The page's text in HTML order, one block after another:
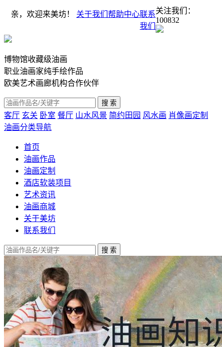
亲，欢迎来美坊！ 关于我们 帮助中心联系
我们
关注我们：
100832
博物馆收藏级油画
职业油画家纯手绘作品
欧美艺术画廊机构合作伙伴
客厅 玄关 卧室 餐厅 山水风景 简约田园 风水画 肖像画定制
油画分类导航
首页
油画作品
油画定制
酒店软装项目
艺术资讯
油画商城
关于美坊
联系我们